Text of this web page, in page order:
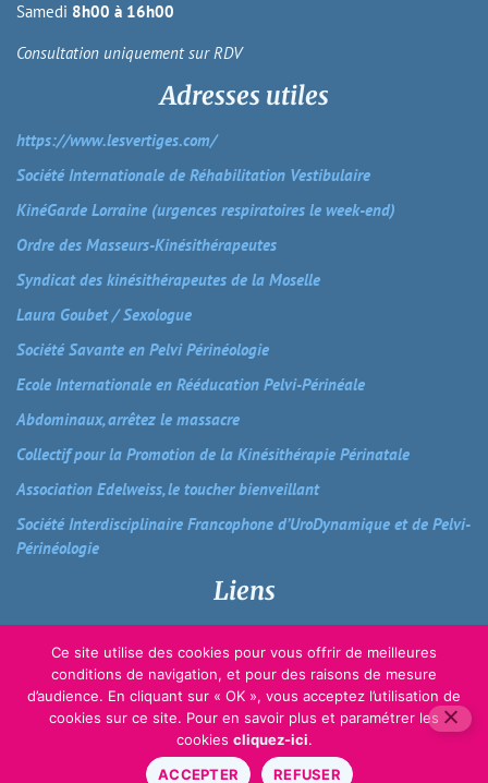
Samedi 8h00 à 16h00
Consultation uniquement sur RDV
Adresses utiles
https://www.lesvertiges.com/
Société Internationale de Réhabilitation Vestibulaire
KinéGarde Lorraine (urgences respiratoires le week-end)
Ordre des Masseurs-Kinésithérapeutes
Syndicat des kinésithérapeutes de la Moselle
Laura Goubet / Sexologue
Société Savante en Pelvi Périnéologie
Ecole Internationale en Rééducation Pelvi-Périnéale
Abdominaux, arrêtez le massacre
Collectif pour la Promotion de la Kinésithérapie Périnatale
Association Edelweiss, le toucher bienveillant
Société Interdisciplinaire Francophone d’UroDynamique et de Pelvi-
Périnéologie
Liens
Mentions Légales & Politique de confidentialité
Ce site utilise des cookies pour vous offrir de meilleures
conditions de navigation, et pour des raisons de mesure
d’audience. En cliquant sur « OK », vous acceptez l’utilisation de
cookies sur ce site. Pour en savoir plus et paramétrer les
cookies cliquez-ici.
ACCEPTER
REFUSER